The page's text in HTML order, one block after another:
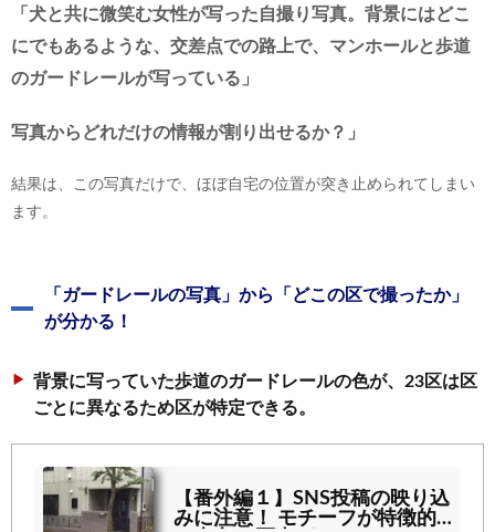
「犬と共に微笑む女性が写った自撮り写真。背景にはどこ
にでもあるような、交差点での路上で、マンホールと歩道
のガードレールが写っている」
写真からどれだけの情報が割り出せるか？」
結果は、この写真だけで、ほぼ自宅の位置が突き止められてしまい
ます。
「ガードレールの写真」から「どこの区で撮ったか」
が分かる！
背景に写っていた歩道のガードレールの色が、23区は区
ごとに異なるため区が特定できる。
【番外編１】SNS投稿の映り込
みに注意！ モチーフが特徴的